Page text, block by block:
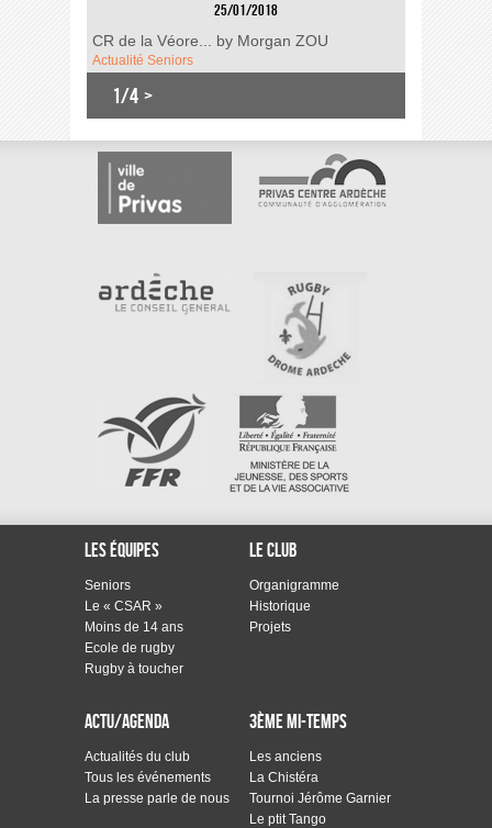
25/01/2018
CR de la Véore... by Morgan ZOU
Actualité Seniors
1/4 >
Les équipes
Seniors
Le « CSAR »
Moins de 14 ans
Ecole de rugby
Rugby à toucher
Le club
Organigramme
Historique
Projets
Actu/Agenda
Actualités du club
Tous les événements
La presse parle de nous
3ème mi-temps
Les anciens
La Chistéra
Tournoi Jérôme Garnier
Le ptit Tango